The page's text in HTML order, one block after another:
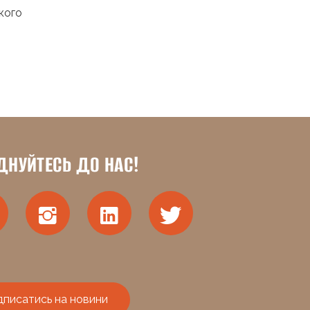
ДО НАС!
на новини